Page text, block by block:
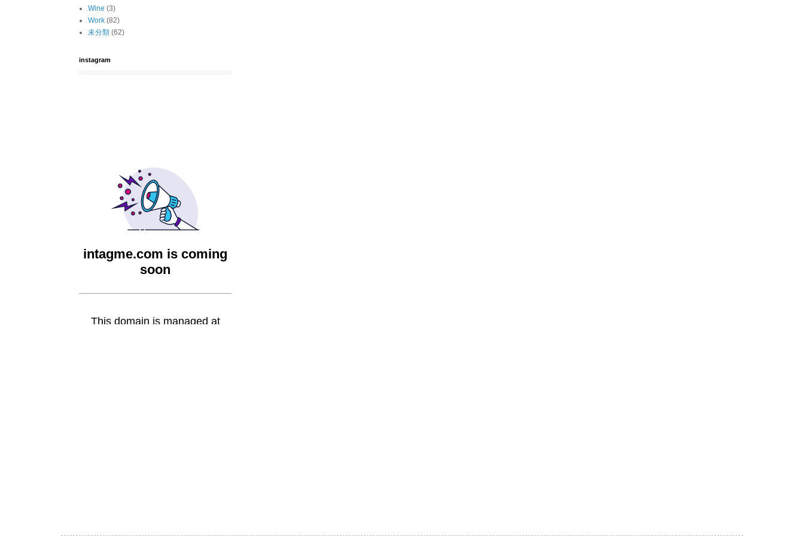
Wine (3)
Work (82)
未分類 (62)
instagram